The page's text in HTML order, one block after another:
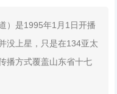
）是1995年1月1日开播
没上星，只是在134亚太
播方式覆盖山东省十七